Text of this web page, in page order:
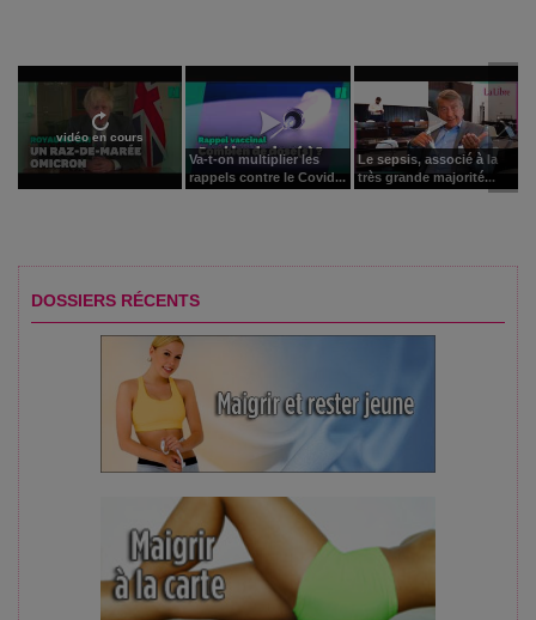
vidéo en cours
Va-t-on multiplier les
rappels contre le Covid...
Le sepsis, associé à la
très grande majorité...
DOSSIERS RÉCENTS